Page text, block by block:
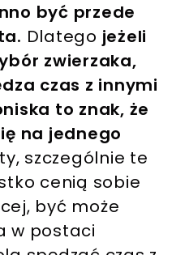
być przede
Dlatego jeżeli
zwierzaka,
czas z innymi
to znak, że
na jednego
szczególnie te
cenią sobie
być może
w postaci